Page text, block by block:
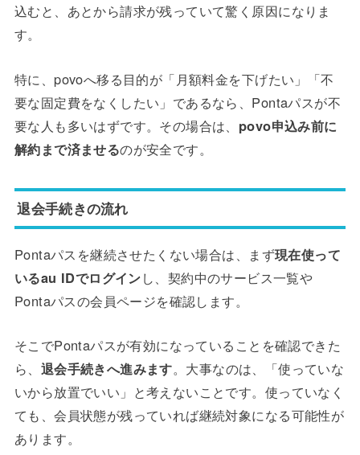
込むと、あとから請求が残っていて驚く原因になりま
す。
特に、povoへ移る目的が「月額料金を下げたい」「不
要な固定費をなくしたい」であるなら、Pontaパスが不
要な人も多いはずです。その場合は、 povo申込み前に
解約まで済ませるのが安全です。
退会手続きの流れ
Pontaパスを継続させたくない場合は、まず現在使って
いるau IDでログインし、契約中のサービス一覧や
Pontaパスの会員ページを確認します。
そこでPontaパスが有効になっていることを確認できた
ら、 退会手続きへ進みます。大事なのは、「使っていな
いから放置でいい」と考えないことです。使っていなく
ても、会員状態が残っていれば継続対象になる可能性が
あります。